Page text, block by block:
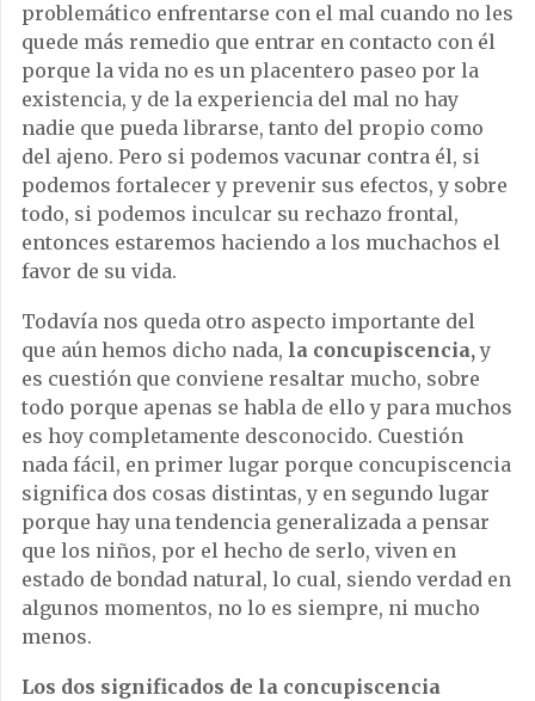
problemático enfrentarse con el mal cuando no les
quede más remedio que entrar en contacto con él
porque la vida no es un placentero paseo por la
existencia, y de la experiencia del mal no hay
nadie que pueda librarse, tanto del propio como
del ajeno. Pero si podemos vacunar contra él, si
podemos fortalecer y prevenir sus efectos, y sobre
todo, si podemos inculcar su rechazo frontal,
entonces estaremos haciendo a los muchachos el
favor de su vida.
Todavía nos queda otro aspecto importante del
que aún hemos dicho nada, la concupiscencia,y
es cuestión que conviene resaltar mucho, sobre
todo porque apenas se habla de ello y para muchos
es hoy completamente desconocido. Cuestión
nada fácil, en primer lugar porque concupiscencia
significa dos cosas distintas, y en segundo lugar
porque hay una tendencia generalizada a pensar
que los niños, por el hecho de serlo, viven en
estado de bondad natural, lo cual, siendo verdad en
algunos momentos, no lo es siempre, ni mucho
menos.
Los dos significados de la concupiscencia